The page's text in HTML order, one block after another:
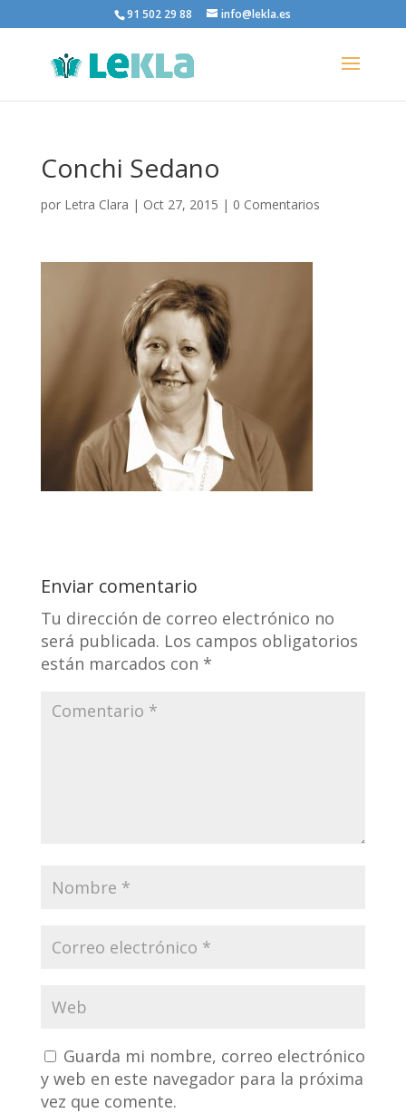
91 502 29 88 info@lekla.es
Conchi Sedano
por Letra Clara | Oct 27, 2015 | 0 Comentarios
Enviar comentario
Tu dirección de correo electrónico no
será publicada. Los campos obligatorios
están marcados con *
Guarda mi nombre, correo electrónico
y web en este navegador para la próxima
vez que comente.